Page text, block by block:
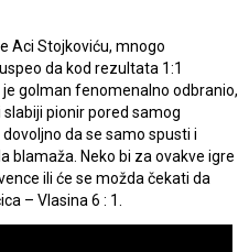
Aci Stojkoviću, mnogo
da kod rezultata 1:1
golman fenomenalno odbranio,
pionir pored samog
da se samo spusti i
blamaža. Neko bi za ovakve igre
ili će se možda čekati da
– Vlasina 6 : 1.